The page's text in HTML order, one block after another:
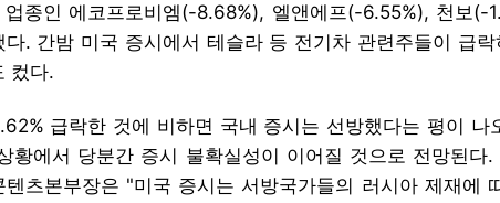
업종인 에코프로비엠(-8.68%), 엘앤에프(-6.55%), 천보(-
다. 간밤 미국 증시에서 테슬라 등 전기차 관련주들이 급락
컸다.
급락한 것에 비하면 국내 증시는 선방했다는 평이 나
황에서 당분간 증시 불확실성이 이어질 것으로 전망된다
텐츠본부장은 "미국 증시는 서방국가들의 러시아 제재에